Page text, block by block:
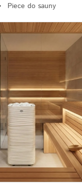
Piece do sauny